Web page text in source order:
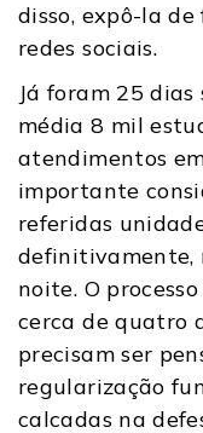
disso, expô-la
redes sociais.
Já foram 25
média 8 mil
atendimentos
importante
referidas
definitivamente,
noite. O
cerca de quatro
precisam ser
regularização
calcadas na